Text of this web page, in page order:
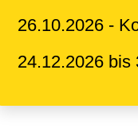
26.10.2026 -
24.12.2026 bis